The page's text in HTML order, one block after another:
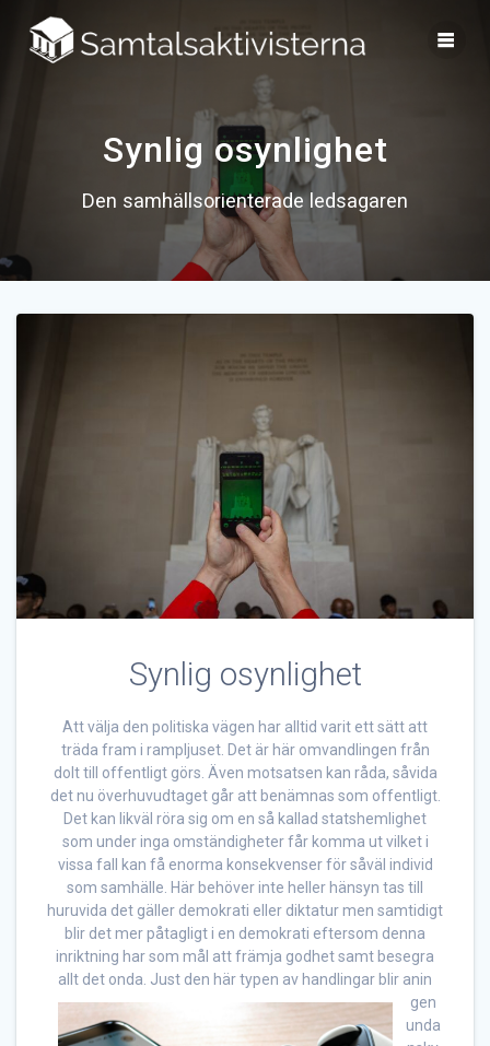
to
content
Synlig osynlighet
Den samhällsorienterade ledsagaren
Synlig osynlighet
Att välja den politiska vägen har alltid varit ett sätt att
träda fram i rampljuset. Det är här omvandlingen från
dolt till offentligt görs. Även motsatsen kan råda, såvida
det nu överhuvudtaget går att benämnas som offentligt.
Det kan likväl röra sig om en så kallad statshemlighet
som under inga omständigheter får komma ut vilket i
vissa fall kan få enorma konsekvenser för såväl individ
som samhälle. Här behöver inte heller hänsyn tas till
huruvida det gäller demokrati eller diktatur men samtidigt
blir det mer påtagligt i en demokrati eftersom denna
inriktning har som mål att främja godhet samt besegra
allt det onda. Just den här typen av handlingar blir anin
gen
unda